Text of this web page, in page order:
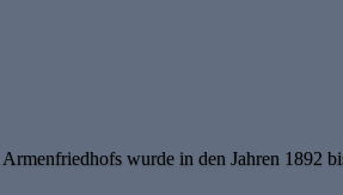
wurde in den Jahren